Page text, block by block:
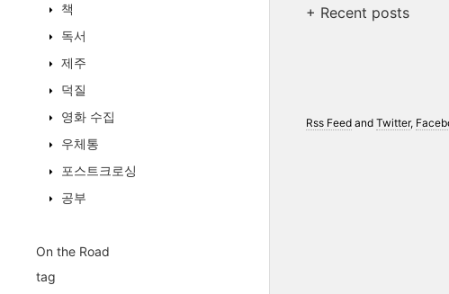
책
독서
제주
덕질
영화 수집
우체통
포스트크로싱
공부
On the Road
tag
+ Recent posts
Rss Feedand Twitter,